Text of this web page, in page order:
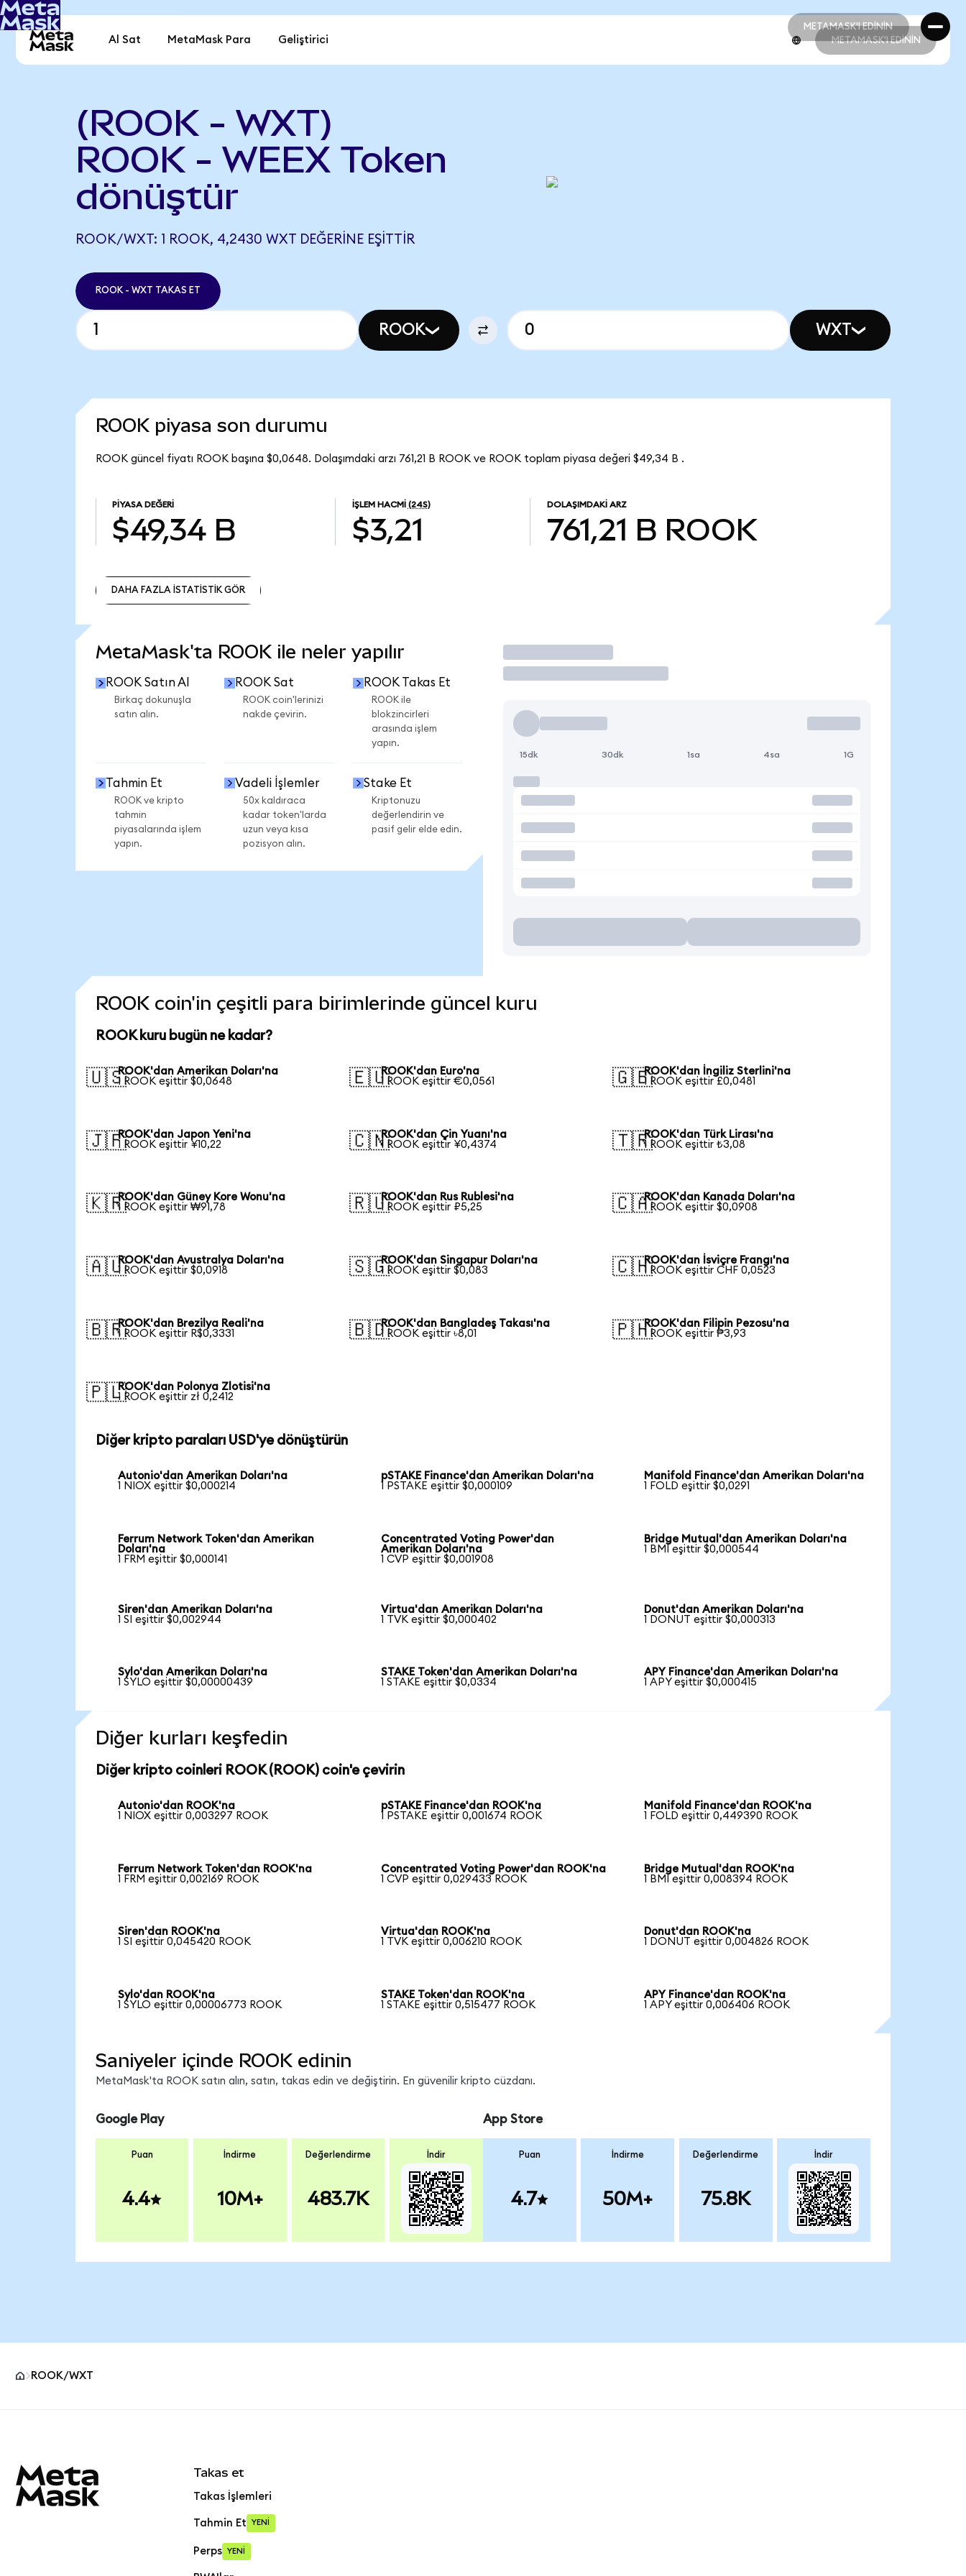
METAMASK'I EDİNİN
METAMASK'I EDİNİN
Al Sat MetaMask Para Geliştirici METAMASK'I EDİNİN
(ROOK - WXT)
ROOK - WEEX Token
dönüştür
ROOK/WXT: 1 ROOK, 4,2430 WXT DEĞERINE EŞITTIR
ROOK - WXT TAKAS ET
ROOK WXT
ROOK piyasa son durumu
ROOK güncel fiyatı ROOK başına $0,0648. Dolaşımdaki arzı 761,21 B ROOK ve ROOK toplam piyasa değeri $49,34 B .
PIYASA DEĞERI
$49,34 B
İŞLEM HACMI (24S)
$3,21
DOLAŞIMDAKI ARZ
761,21 B ROOK
DAHA FAZLA İSTATİSTİK GÖR
MetaMask'ta ROOK ile neler yapılır
ROOK Satın Al
Birkaç dokunuşla
satın alın.
ROOK Sat
ROOK coin'lerinizi
nakde çevirin.
ROOK Takas Et
ROOK ile
blokzincirleri
arasında işlem
yapın.
Tahmin Et
ROOK ve kripto
tahmin
piyasalarında işlem
yapın.
Vadeli İşlemler
50x kaldıraca
kadar token'larda
uzun veya kısa
pozisyon alın.
Stake Et
Kriptonuzu
değerlendirin ve
pasif gelir elde edin.
İşlem Yap
15dk 30dk 1sa 4sa 1G
ROOK coin'in çeşitli para birimlerinde güncel kuru
ROOK kuru bugün ne kadar?
🇺🇸ROOK'dan Amerikan Doları'na
1 ROOK eşittir $0,0648
🇪🇺ROOK'dan Euro'na
1 ROOK eşittir €0,0561
🇬🇧ROOK'dan İngiliz Sterlini'na
1 ROOK eşittir £0,0481
🇯🇵ROOK'dan Japon Yeni'na
1 ROOK eşittir ¥10,22
🇨🇳ROOK'dan Çin Yuanı'na
1 ROOK eşittir ¥0,4374
🇹🇷ROOK'dan Türk Lirası'na
1 ROOK eşittir ₺3,08
🇰🇷ROOK'dan Güney Kore Wonu'na
1 ROOK eşittir ₩91,78
🇷🇺ROOK'dan Rus Rublesi'na
1 ROOK eşittir ₽5,25
🇨🇦ROOK'dan Kanada Doları'na
1 ROOK eşittir $0,0908
🇦🇺ROOK'dan Avustralya Doları'na
1 ROOK eşittir $0,0918
🇸🇬ROOK'dan Singapur Doları'na
1 ROOK eşittir $0,083
🇨🇭ROOK'dan İsviçre Frangı'na
1 ROOK eşittir CHF 0,0523
🇧🇷ROOK'dan Brezilya Reali'na
1 ROOK eşittir R$0,3331
🇧🇩ROOK'dan Bangladeş Takası'na
1 ROOK eşittir ৳8,01
🇵🇭ROOK'dan Filipin Pezosu'na
1 ROOK eşittir ₱3,93
🇵🇱ROOK'dan Polonya Zlotisi'na
1 ROOK eşittir zł 0,2412
Diğer kripto paraları USD'ye dönüştürün
Autonio'dan Amerikan Doları'na
1 NIOX eşittir $0,000214
pSTAKE Finance'dan Amerikan Doları'na
1 PSTAKE eşittir $0,000109
Manifold Finance'dan Amerikan Doları'na
1 FOLD eşittir $0,0291
Ferrum Network Token'dan Amerikan
Doları'na
1 FRM eşittir $0,000141
Concentrated Voting Power'dan
Amerikan Doları'na
1 CVP eşittir $0,001908
Bridge Mutual'dan Amerikan Doları'na
1 BMI eşittir $0,000544
Siren'dan Amerikan Doları'na
1 SI eşittir $0,002944
Virtua'dan Amerikan Doları'na
1 TVK eşittir $0,000402
Donut'dan Amerikan Doları'na
1 DONUT eşittir $0,000313
Sylo'dan Amerikan Doları'na
1 SYLO eşittir $0,00000439
STAKE Token'dan Amerikan Doları'na
1 STAKE eşittir $0,0334
APY Finance'dan Amerikan Doları'na
1 APY eşittir $0,000415
Diğer kurları keşfedin
Diğer kripto coinleri ROOK (ROOK) coin'e çevirin
Autonio'dan ROOK'na
1 NIOX eşittir 0,003297 ROOK
pSTAKE Finance'dan ROOK'na
1 PSTAKE eşittir 0,001674 ROOK
Manifold Finance'dan ROOK'na
1 FOLD eşittir 0,449390 ROOK
Ferrum Network Token'dan ROOK'na
1 FRM eşittir 0,002169 ROOK
Concentrated Voting Power'dan ROOK'na
1 CVP eşittir 0,029433 ROOK
Bridge Mutual'dan ROOK'na
1 BMI eşittir 0,008394 ROOK
Siren'dan ROOK'na
1 SI eşittir 0,045420 ROOK
Virtua'dan ROOK'na
1 TVK eşittir 0,006210 ROOK
Donut'dan ROOK'na
1 DONUT eşittir 0,004826 ROOK
Sylo'dan ROOK'na
1 SYLO eşittir 0,00006773 ROOK
STAKE Token'dan ROOK'na
1 STAKE eşittir 0,515477 ROOK
APY Finance'dan ROOK'na
1 APY eşittir 0,006406 ROOK
Saniyeler içinde ROOK edinin
MetaMask'ta ROOK satın alın, satın, takas edin ve değiştirin. En güvenilir kripto cüzdanı.
Google Play
Puan
4.4
İndirme
10M+
Değerlendirme
483.7K
İndir
App Store
Puan
4.7
İndirme
50M+
Değerlendirme
75.8K
İndir
ROOK/WXT
Takas et
Takas İşlemleri
Tahmin Et YENİ
Perps YENİ